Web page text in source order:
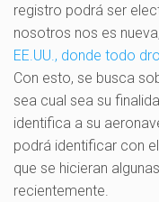
registro podrá ser
nosotros nos es
EE.UU., donde todo
Con esto, se busca
sea cual sea su
identifica a su
podrá identificar con
que se hicieran
recientemente.